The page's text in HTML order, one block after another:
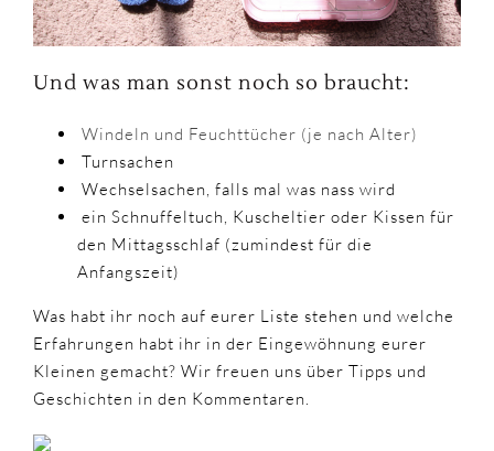
Und was man sonst noch so braucht:
Windeln und Feuchttücher (je nach Alter)
Turnsachen
Wechselsachen, falls mal was nass wird
ein Schnuffeltuch, Kuscheltier oder Kissen für
den Mittagsschlaf (zumindest für die
Anfangszeit)
Was habt ihr noch auf eurer Liste stehen und welche
Erfahrungen habt ihr in der Eingewöhnung eurer
Kleinen gemacht? Wir freuen uns über Tipps und
Geschichten in den Kommentaren.